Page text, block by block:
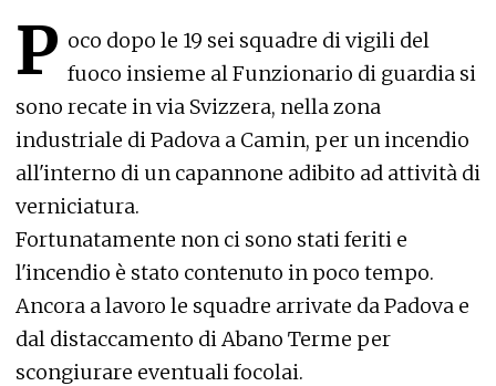
P oco dopo le 19 sei squadre di vigili del
fuoco insieme al Funzionario di guardia si
sono recate in via Svizzera, nella zona
industriale di Padova a Camin, per un incendio
all'interno di un capannone adibito ad attività di
verniciatura.
Fortunatamente non ci sono stati feriti e
l'incendio è stato contenuto in poco tempo.
Ancora a lavoro le squadre arrivate da Padova e
dal distaccamento di Abano Terme per
scongiurare eventuali focolai.